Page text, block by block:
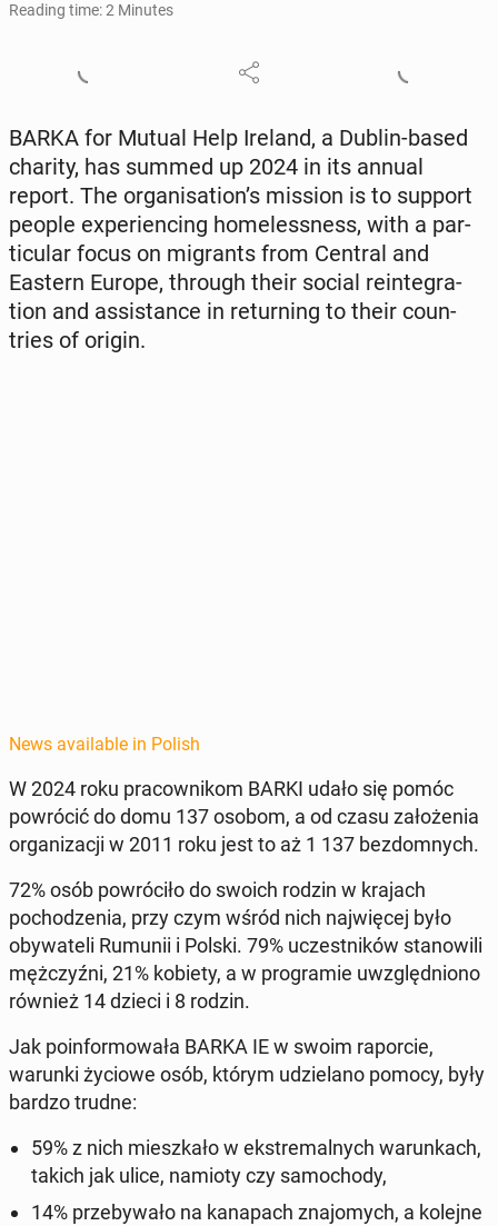
Reading time: 2 Minutes
BARKA for Mutual Help Ireland, a Dublin-based
charity, has summed up 2024 in its annual
report. The or­gan­i­sa­tion’s mission is to support
people ex­pe­ri­enc­ing home­less­ness, with a par­
tic­u­lar focus on mi­grants from Central and
Eastern Europe, through their social rein­te­gra­
tion and as­sis­tance in re­turn­ing to their coun­
tries of origin.
News available in Polish
W 2024 roku pra­cown­ikom BARKI udało się pomóc
powró­cić do domu 137 osobom, a od czasu za­łoże­nia
or­ga­ni­za­cji w 2011 roku jest to aż 1 137 bez­dom­nych.
72% osób powró­ciło do swoich rodzin w krajach
pochodzenia, przy czym wśród nich na­jwięcej było
oby­wa­teli Rumunii i Polski. 79% uczest­ników stanow­ili
mężczyźni, 21% kobiety, a w pro­gramie uwzględ­niono
również 14 dzieci i 8 rodzin.
Jak poin­for­mowała BARKA IE w swoim ra­por­cie,
warunki życiowe osób, którym udzielano pomocy, były
bardzo trudne:
59% z nich mieszkało w ek­stremal­nych warunk­ach,
takich jak ulice, namioty czy samo­chody,
14% prze­by­wało na kana­pach zna­jomych, a kolejne